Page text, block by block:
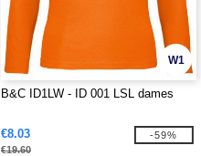
W1
B&C ID1LW - ID 001 LSL dames
€8.03
€19.60
-59%